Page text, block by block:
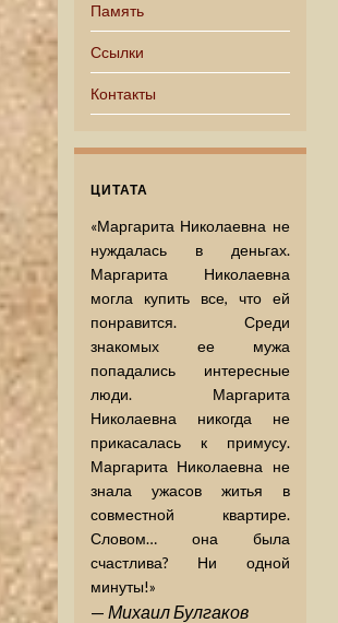
Память
Ссылки
Контакты
ЦИТАТА
«Маргарита Николаевна не
нуждалась в деньгах.
Маргарита Николаевна
могла купить все, что ей
понравится. Среди
знакомых ее мужа
попадались интересные
люди. Маргарита
Николаевна никогда не
прикасалась к примусу.
Маргарита Николаевна не
знала ужасов житья в
совместной квартире.
Словом… она была
счастлива? Ни одной
минуты!»
— Михаил Булгаков